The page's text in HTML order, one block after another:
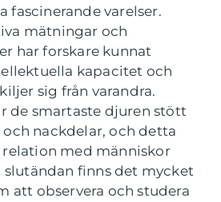
fascinerande varelser.
mätningar och
har forskare kunnat
kapacitet och
sig från varandra.
de smartaste djuren stött
nackdelar, och detta
relation med människor
slutändan finns det mycket
att observera och studera